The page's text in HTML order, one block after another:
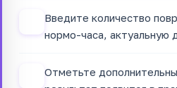
Введите количество
нормо-часа, актуальную
Отметьте